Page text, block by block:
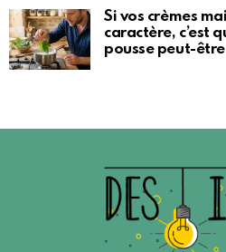
Si vos crèmes
caractère, c’est
pousse peut-